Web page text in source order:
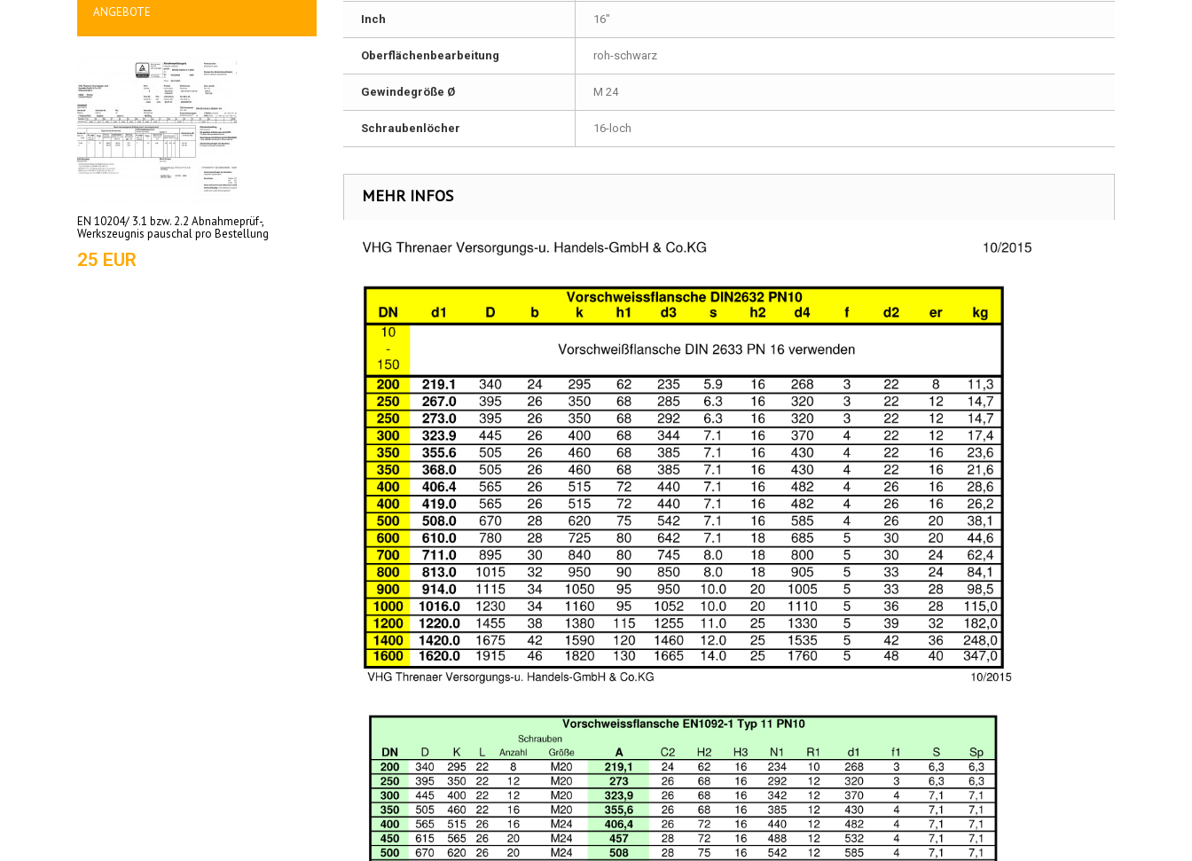
ANGEBOTE
EN 10204/ 3.1 bzw. 2.2 Abnahmeprüf-,
Werkszeugnis pauschal pro Bestellung
25 EUR
Inch 16"
Oberflächenbearbeitung roh-schwarz
Gewindegröße Ø M 24
Schraubenlöcher 16-loch
MEHR INFOS